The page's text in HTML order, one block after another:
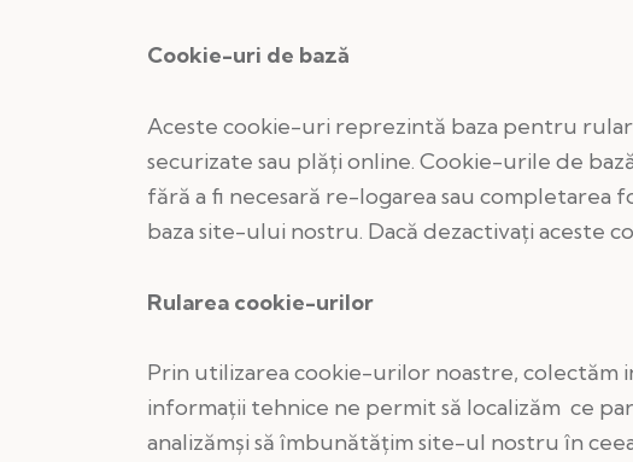
Cookie-uri de bază
Aceste cookie-uri reprezintă baza pentru
securizate sau plăţi online. Cookie-urile de
fără a fi necesară re-logarea sau completarea
baza site-ului nostru. Dacă dezactivaţi aceste
Rularea cookie-urilor
Prin utilizarea cookie-urilor noastre, colectăm
informaţii tehnice ne permit să localizăm ce
analizămşi să îmbunătăţim site-ul nostru în